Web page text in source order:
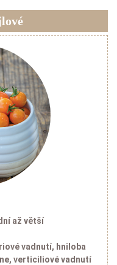
až větší
vadnutí, hniloba
verticiliové vadnutí